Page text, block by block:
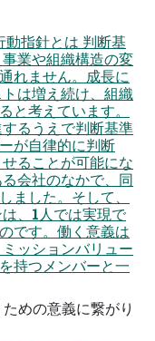
指針とは 判断基
業や組織構造の変
れません。成長に
は増え続け、組織
と考えています。
るうえで判断基準
が自律的に判断
ることが可能にな
会社のなかで、同
ました。そして、
、1人では実現で
です。働く意義は
ッションバリュー
持つメンバーと一
めの意義に繋がり